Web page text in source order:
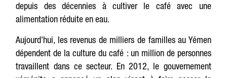
depuis des décennies à cultiver le café avec une
alimentation réduite en eau.
Aujourd’hui, les revenus de milliers de familles au Yémen
dépendent de la culture du café : un million de personnes
travaillent dans ce secteur. En 2012, le gouvernement